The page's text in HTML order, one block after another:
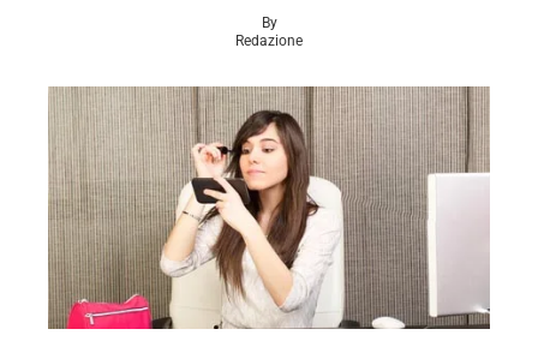
By
Redazione